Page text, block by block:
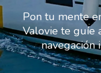
Pon tu mente
Valovie te guíe
navegación